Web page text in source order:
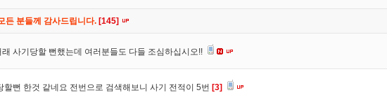
든 분들께 감사드립니다. [145]
래 사기당할 뻔했는데 여러분들도 다들 조심하십시오!!
할뻔 한것 같네요 전번으로 검색해보니 사기 전적이 5번 [3]